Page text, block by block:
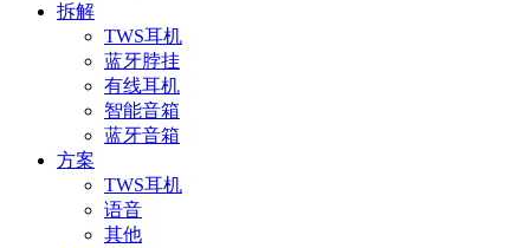
拆解
TWS耳机
蓝牙脖挂
有线耳机
智能音箱
蓝牙音箱
方案
TWS耳机
语音
其他